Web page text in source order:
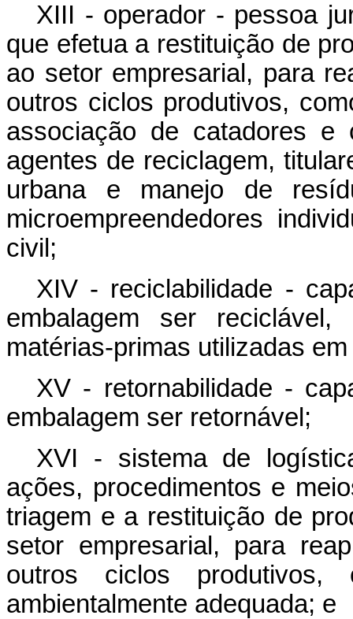
XIII - operador - pessoa
que efetua a restituição de
ao setor empresarial, para
outros ciclos produtivos,
associação de catadores e
agentes de reciclagem,
urbana e manejo de
microempreendedores
civil;
XIV - reciclabilidade -
embalagem ser
matérias-primas utilizadas
XV - retornabilidade -
embalagem ser retornável;
XVI - sistema de
ações, procedimentos e
triagem e a restituição de
setor empresarial, para
outros ciclos
ambientalmente adequada; e